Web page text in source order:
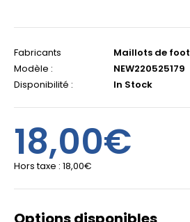
Fabricants
Maillots de foot
Modèle :
NEW220525179
Disponibilité :
In Stock
18,00€
Hors taxe : 18,00€